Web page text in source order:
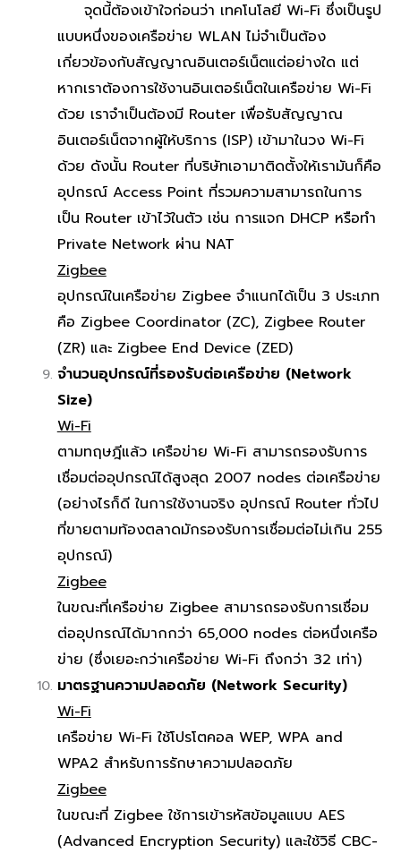
จุดนี้ต้องเข้าใจก่อนว่า เทคโนโลยี Wi-Fi ซึ่งเป็นรูป
แบบหนึ่งของเครือข่าย WLAN ไม่จำเป็นต้อง
เกี่ยวข้องกับสัญญาณอินเตอร์เน็ตแต่อย่างใด แต่
หากเราต้องการใช้งานอินเตอร์เน็ตในเครือข่าย Wi-Fi
ด้วย เราจำเป็นต้องมี Router เพื่อรับสัญญาณ
อินเตอร์เน็ตจากผู้ให้บริการ (ISP) เข้ามาในวง Wi-Fi
ด้วย ดังนั้น Router ที่บริษัทเอามาติดตั้งให้เรามันก็คือ
อุปกรณ์ Access Point ที่รวมความสามารถในการ
เป็น Router เข้าไว้ในตัว เช่น การแจก DHCP หรือทำ
Private Network ผ่าน NAT
Zigbee
อุปกรณ์ในเครือข่าย Zigbee จำแนกได้เป็น 3 ประเภท
คือ Zigbee Coordinator (ZC), Zigbee Router
(ZR) และ Zigbee End Device (ZED)
จำนวนอุปกรณ์ที่รองรับต่อเครือข่าย (Network
Size)
Wi-Fi
ตามทฤษฎีแล้ว เครือข่าย Wi-Fi สามารถรองรับการ
เชื่อมต่ออุปกรณ์ได้สูงสุด 2007 nodes ต่อเครือข่าย
(อย่างไรก็ดี ในการใช้งานจริง อุปกรณ์ Router ทั่วไป
ที่ขายตามท้องตลาดมักรองรับการเชื่อมต่อไม่เกิน 255
อุปกรณ์)
Zigbee
ในขณะที่เครือข่าย Zigbee สามารถรองรับการเชื่อม
ต่ออุปกรณ์ได้มากกว่า 65,000 nodes ต่อหนึ่งเครือ
ข่าย (ซึ่งเยอะกว่าเครือข่าย Wi-Fi ถึงกว่า 32 เท่า)
มาตรฐานความปลอดภัย (Network Security)
Wi-Fi
เครือข่าย Wi-Fi ใช้โปรโตคอล WEP, WPA and
WPA2 สำหรับการรักษาความปลอดภัย
Zigbee
ในขณะที่ Zigbee ใช้การเข้ารหัสข้อมูลแบบ AES
(Advanced Encryption Security) และใช้วิธี CBC-